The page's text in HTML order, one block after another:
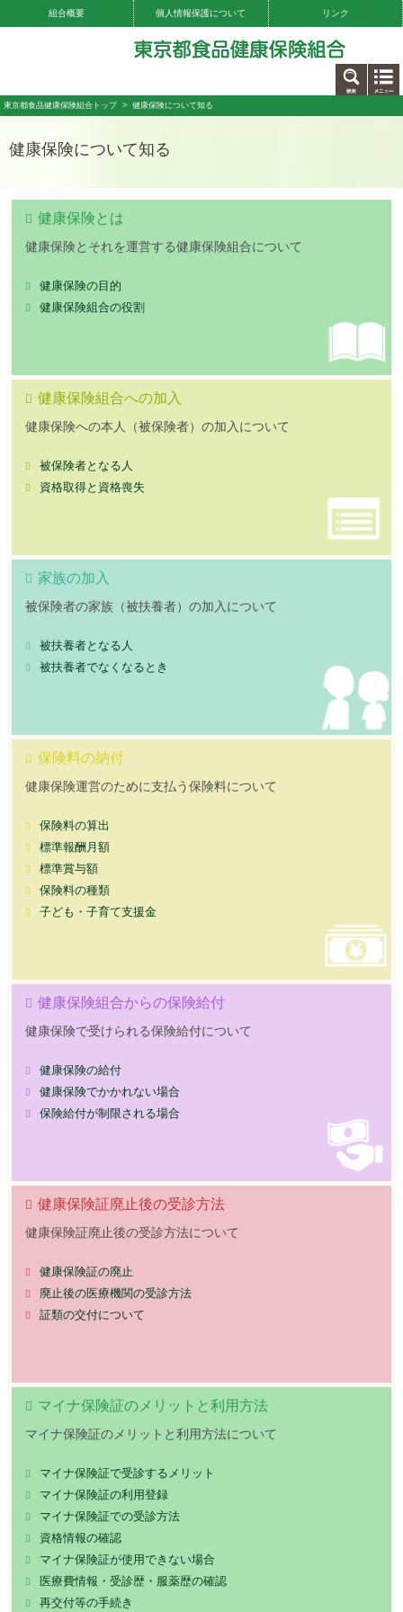
組合概要 個人情報保護について リンク
東京都食品健康保険組合トップ> 健康保険について知る
健康保険について知る
健康保険とは
健康保険とそれを運営する健康保険組合について
健康保険の目的
健康保険組合の役割
健康保険組合への加入
健康保険への本人（被保険者）の加入について
被保険者となる人
資格取得と資格喪失
家族の加入
被保険者の家族（被扶養者）の加入について
被扶養者となる人
被扶養者でなくなるとき
保険料の納付
健康保険運営のために支払う保険料について
保険料の算出
標準報酬月額
標準賞与額
保険料の種類
子ども・子育て支援金
健康保険組合からの保険給付
健康保険で受けられる保険給付について
健康保険の給付
健康保険でかかれない場合
保険給付が制限される場合
健康保険証廃止後の受診方法
健康保険証廃止後の受診方法について
健康保険証の廃止
廃止後の医療機関の受診方法
証類の交付について
マイナ保険証のメリットと利用方法
マイナ保険証のメリットと利用方法について
マイナ保険証で受診するメリット
マイナ保険証の利用登録
マイナ保険証での受診方法
資格情報の確認
マイナ保険証が使用できない場合
医療費情報・受診歴・服薬歴の確認
再交付等の手続き